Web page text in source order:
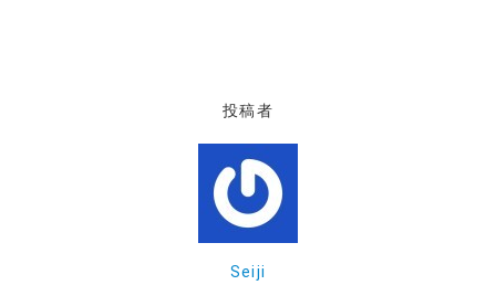
投稿者
Seiji